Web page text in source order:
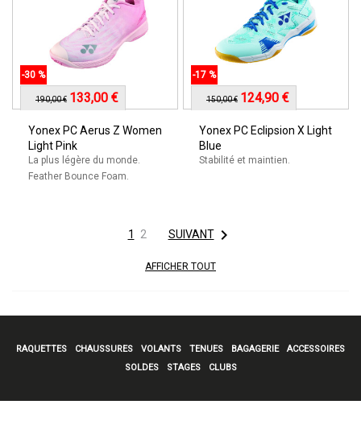
Yonex PC Aerus Z Women
Light Pink
La plus légère du monde.
Feather Bounce Foam.
-30 %
190,00 € 133,00 €
Yonex PC Eclipsion X Light
Blue
Stabilité et maintien.
-17 %
150,00 € 124,90 €
1 2 SUIVANT
AFFICHER TOUT
RAQUETTES CHAUSSURES VOLANTS TENUES BAGAGERIE
ACCESSOIRES
SOLDES
STAGES CLUBS